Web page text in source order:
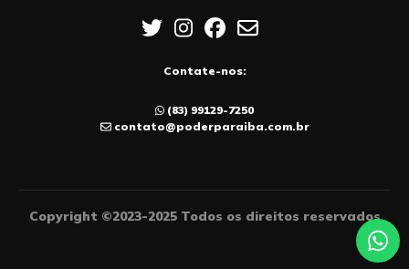
Contate-nos:
(83) 99129-7250
contato@poderparaiba.com.br
Copyright ©2023-2025 Todos os direitos reservados